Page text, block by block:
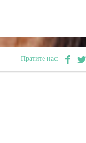
Пратите нас: